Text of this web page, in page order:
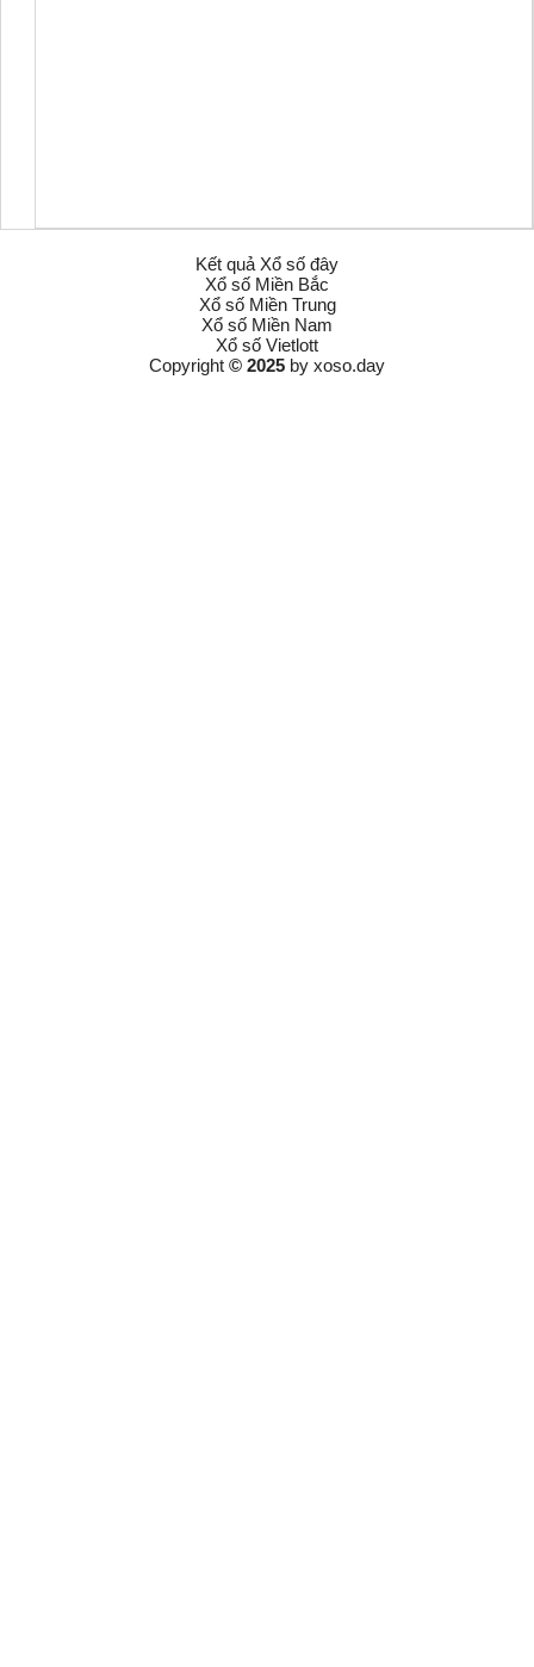
Kết quả Xổ số đây
Xổ số Miền Bắc
Xổ số Miền Trung
Xổ số Miền Nam
Xổ số Vietlott
Copyright © 2025 by xoso.day